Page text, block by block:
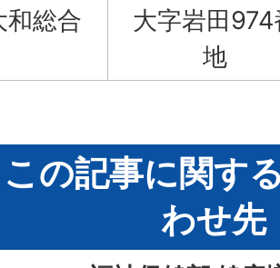
和総合
大字岩田974
地
この記事に関す
わせ先